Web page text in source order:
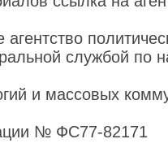
агентство
службой по
и массовых
№ ФС77-82171